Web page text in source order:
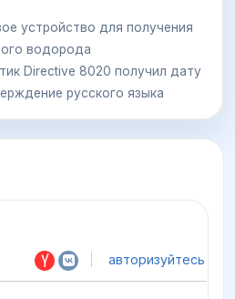
устройство для получения
водорода
Directive 8020 получил дату
русского языка
авторизуйтесь